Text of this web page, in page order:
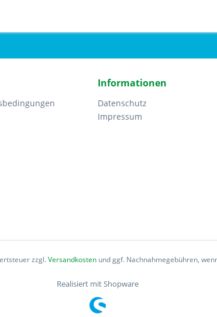
Informationen
Datenschutz
Impressum
zzgl.Versandkostenund ggf. Nachnahmegebühren,
Realisiert mit Shopware